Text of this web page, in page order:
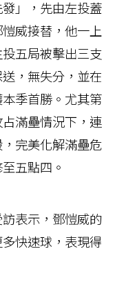
」，先由左投蓋
威接替，他一上
五局被擊出三支
，無失分，並在
季首勝。尤其第
滿壘情況下，連
完美化解滿壘危
五點四。
表示，鄧愷威的
快速球，表現得